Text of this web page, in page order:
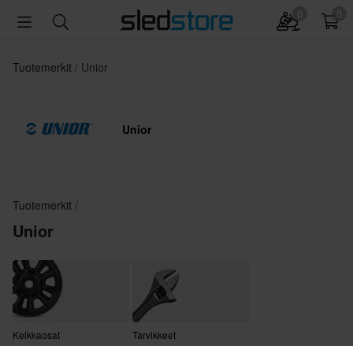
Tuotemerkit Unior
Unior
Tuotemerkit
Unior
Kelkkaosat Tarvikkeet